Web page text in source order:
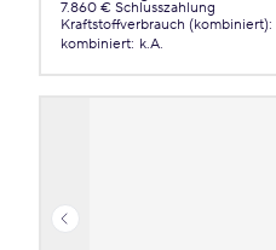
7.860 € Schlusszahlung
Kraftstoffverbrauch (kombiniert):
kombiniert: k.A.